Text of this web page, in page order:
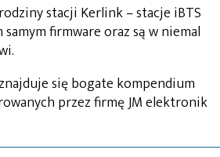
stacji Kerlink – stacje iBTS
firmware oraz są w niemal
się bogate kompendium
przez firmę JM elektronik